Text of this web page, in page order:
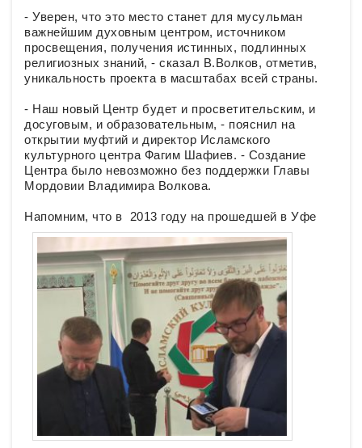
- Уверен, что это место станет для мусульман
важнейшим духовным центром, источником
просвещения, получения истинных, подлинных
религиозных знаний, - сказал В.Волков, отметив,
уникальность проекта в масштабах всей страны.
- Наш новый Центр будет и просветительским, и
досуговым, и образовательным, - пояснил на
открытии муфтий и директор Исламского
культурного центра Фагим Шафиев. - Создание
Центра было невозможно без поддержки Главы
Мордовии Владимира Волкова.
Напомним, что в 2013 году на прошедшей в Уфе